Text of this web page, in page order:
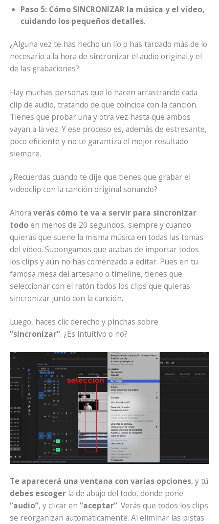
Paso 5: Cómo SINCRONIZAR la música y el vídeo,
cuidando los pequeños detalles.
¿Alguna vez te has hecho un lío o has tardado más de lo
necesario a la hora de sincronizar el audio original y el
de las grabaciones?
Hay muchas personas que lo hacen arrastrando cada
clip de audio, tratando de que coincida con la canción.
Tienes que probar una y otra vez hasta que ambos
vayan a la vez. Y ese proceso es, además de estresante,
poco eficiente y no te garantiza el mejor resultado
siempre.
¿Recuerdas cuando te dije que tienes que grabar el
videoclip con la canción original sonando?
Ahora verás cómo te va a servir para sincronizar
todoen menos de 20 segundos, siempre y cuando
quieras que suene la misma música en todas las tomas
del vídeo. Supongamos que acabas de importar todos
los clips y aún no has comenzado a editar. Pues en tu
famosa mesa del artesano o timeline, tienes que
seleccionar con el ratón todos los clips que quieras
sincronizar junto con la canción.
Luego, haces clic derecho y pinchas sobre
”sincronizar”. ¿Es intuitivo o no?
Te aparecerá una ventana con varias opciones, y tú
debes escoger la de abajo del todo, donde pone
”audio”, y clicar en ”aceptar”. Verás que todos los clips
se reorganizan automáticamente. Al eliminar las pistas